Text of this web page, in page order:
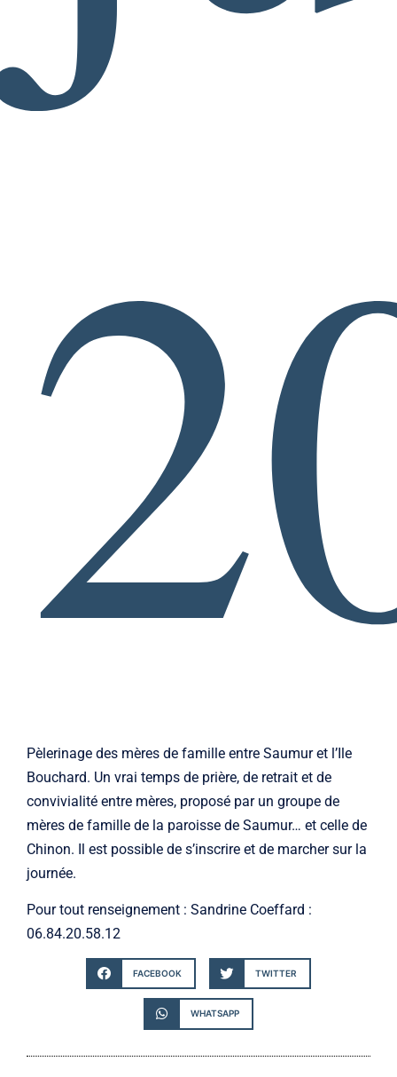
Pèlerinage des mères de famille entre Saumur et l’Ile
Bouchard. Un vrai temps de prière, de retrait et de
convivialité entre mères, proposé par un groupe de
mères de famille de la paroisse de Saumur… et celle de
Chinon. Il est possible de s’inscrire et de marcher sur la
journée.
Pour tout renseignement : Sandrine Coeffard :
06.84.20.58.12
FACEBOOK TWITTER
WHATSAPP